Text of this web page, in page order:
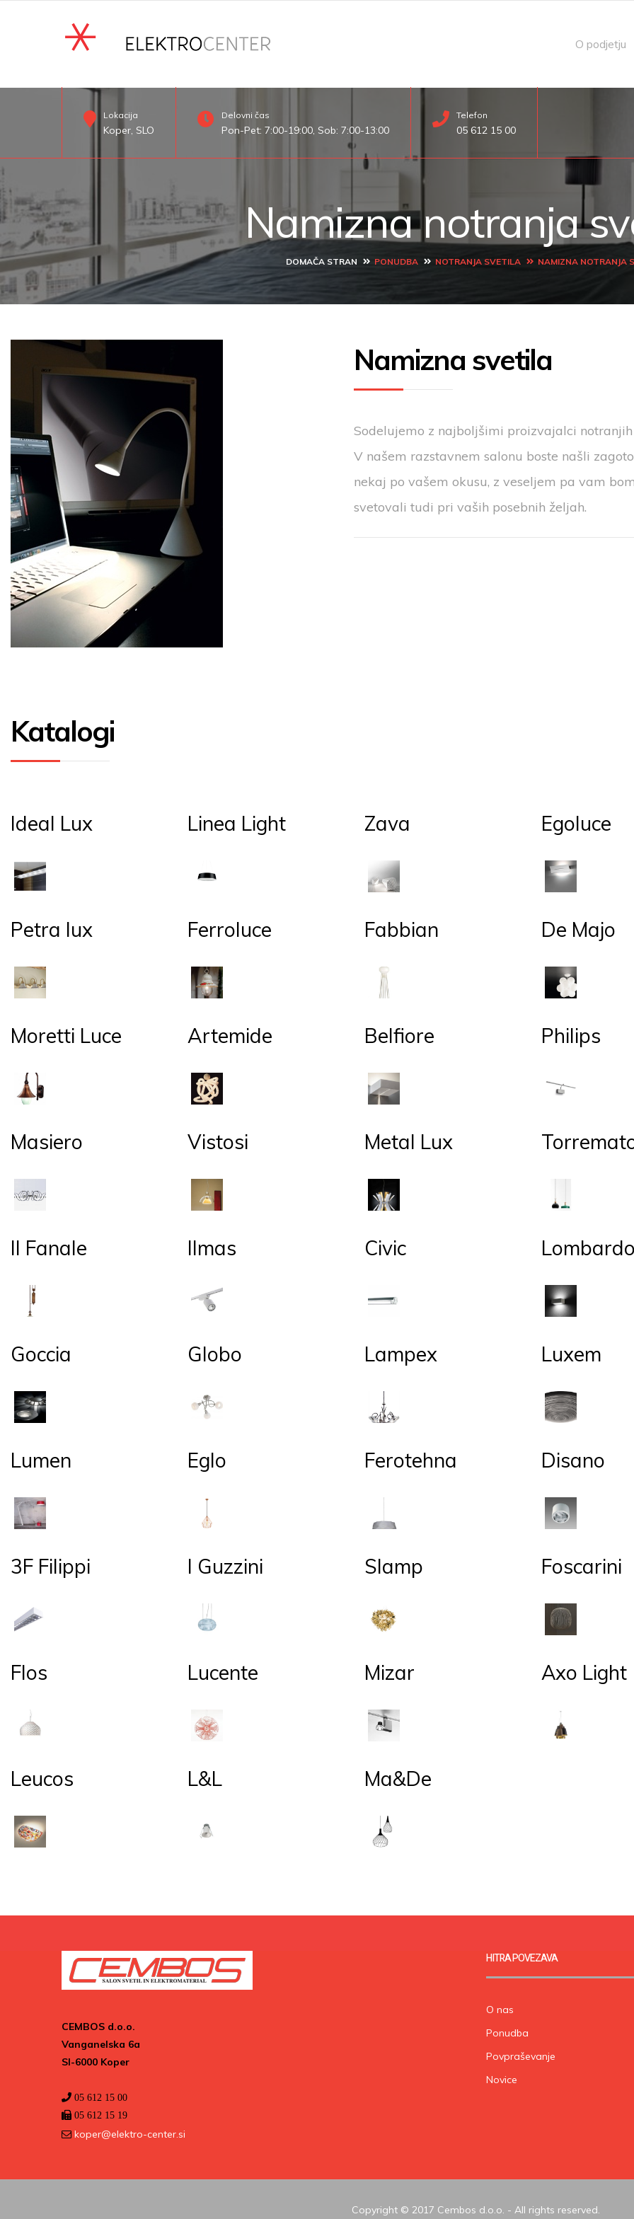
O podjetju
Lokacija
Koper, SLO
Delovni čas
Pon-Pet: 7:00-19:00, Sob: 7:00-13:00
Telefon
05 612 15 00
Namizna notranja
DOMAČA STRAN PONUDBA NOTRANJA SVETILA NAMIZNA NOTRANJA
Namizna svetila
Sodelujemo z najboljšimi proizvajalci
V našem razstavnem salonu boste našli
nekaj po vašem okusu, z veseljem pa vam
svetovali tudi pri vaših posebnih željah.
Katalogi
Ideal Lux
Petra lux
Moretti Luce
Masiero
Il Fanale
Goccia
Lumen
3F Filippi
Flos
Leucos
Linea Light
Ferroluce
Artemide
Vistosi
Ilmas
Globo
Eglo
I Guzzini
Lucente
L&L
Zava
Fabbian
Belfiore
Metal Lux
Civic
Lampex
Ferotehna
Slamp
Mizar
Ma&De
Egoluce
De Majo
Philips
Luxem
Disano
Foscarini
Axo Light
CEMBOS d.o.o.
Vanganelska 6a
SI-6000 Koper
05 612 15 00
05 612 15 19
koper@elektro-center.si
HITRA POVEZAVA
O nas
Ponudba
Povpraševanje
Novice
Copyright © 2017 Cembos d.o.o. - All rights reserved.